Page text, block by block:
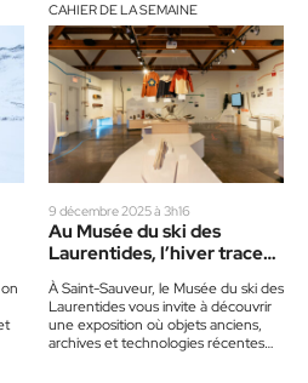
CAHIER DE LA SEMAINE
9 décembre 2025 à 3h16
Au Musée du ski des
Laurentides, l’hiver trace
son histoire
À Saint-Sauveur, le Musée du ski des
Laurentides vous invite à découvrir
une exposition où objets anciens,
archives et technologies récentes